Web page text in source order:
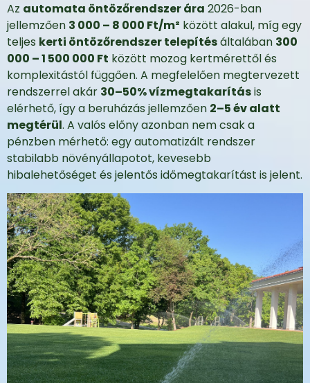
Az automata öntözőrendszer ára 2026-ban
jellemzően 3 000 – 8 000 Ft/m² között alakul, míg egy
teljes kerti öntözőrendszer telepítésáltalában 300
000 – 1 500 000 Ft között mozog kertmérettől és
komplexitástól függően. A megfelelően megtervezett
rendszerrel akár 30–50% vízmegtakarításis
elérhető, így a beruházás jellemzően 2–5 év alatt
megtérül. A valós előny azonban nem csak a
pénzben mérhető: egy automatizált rendszer
stabilabb növényállapotot, kevesebb
hibalehetőséget és jelentős időmegtakarítást is jelent.